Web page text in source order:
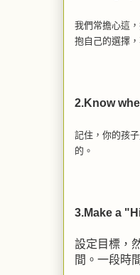
我們常擔心這
抱自己的選擇
2.Know
記住，你的孩
的。
3.Make a
設定目標，
間。一段時